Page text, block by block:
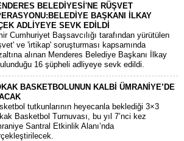
BELEDİYESİ'NE RÜŞVET
BAŞKANI İLKAY
ADLİYEYE SEVK EDİLDİ
Cumhuriyet Başsavcılığı tarafından yürütülen
ve 'irtikap' soruşturması kapsamında
alınan Menderes Belediye Başkanı İlkay
16 şüpheli adliyeye sevk edildi.
BASKETBOLUNUN KALBİ ÜMRANİYE’DE
tutkunlarının heyecanla beklediği 3×3
Basketbol Turnuvası, bu yıl 7’nci kez
Santral Etkinlik Alanı’nda